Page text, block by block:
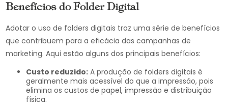
Benefícios do Folder Digital
Adotar o uso de folders digitais traz uma série de benefícios
que contribuem para a eficácia das campanhas de
marketing. Aqui estão alguns dos principais benefícios:
Custo reduzido: A produção de folders digitais é
geralmente mais acessível do que a impressão, pois
elimina os custos de papel, impressão e distribuição
física.